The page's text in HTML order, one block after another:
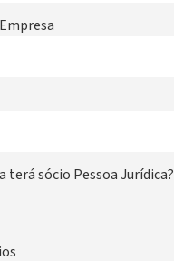
terá sócio Pessoa Jurídica?